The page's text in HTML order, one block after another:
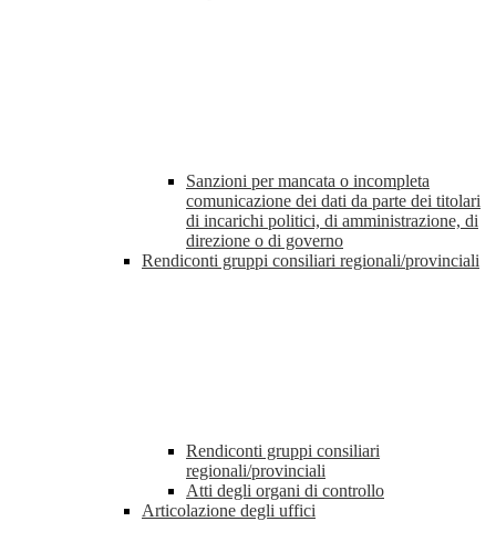
Sanzioni per mancata o incompleta
comunicazione dei dati da parte dei titolari
di incarichi politici, di amministrazione, di
direzione o di governo
Rendiconti gruppi consiliari regionali/provinciali
Rendiconti gruppi consiliari
regionali/provinciali
Atti degli organi di controllo
Articolazione degli uffici